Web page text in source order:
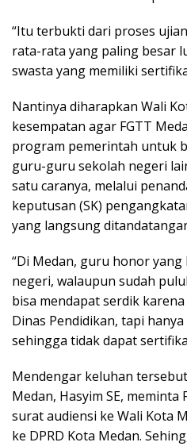
“Itu terbukti dari proses
rata-rata yang paling besar
swasta yang memiliki
Nantinya diharapkan Wali
kesempatan agar FGTT
program pemerintah untuk
guru-guru sekolah negeri
satu caranya, melalui
keputusan (SK)
yang langsung
“Di Medan, guru honor
negeri, walaupun sudah
bisa mendapat serdik
Dinas Pendidikan, tapi
sehingga tidak dapat
Mendengar keluhan
Medan, Hasyim SE,
surat audiensi ke Wali Kota
ke DPRD Kota Medan.